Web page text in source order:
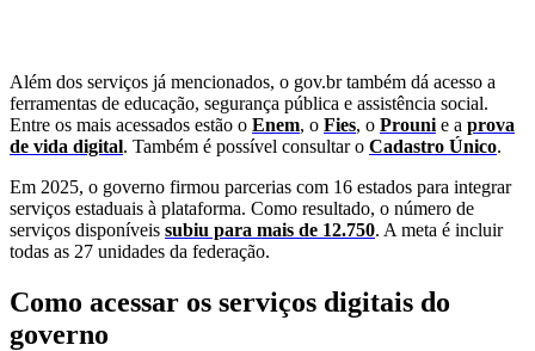
Além dos serviços já mencionados, o gov.br também dá acesso a
ferramentas de educação, segurança pública e assistência social.
Entre os mais acessados estão o Enem, o Fies, o Prouni e a prova
de vida digital. Também é possível consultar o Cadastro Único.
Em 2025, o governo firmou parcerias com 16 estados para integrar
serviços estaduais à plataforma. Como resultado, o número de
serviços disponíveis subiu para mais de 12.750. A meta é incluir
todas as 27 unidades da federação.
Como acessar os serviços digitais do
governo